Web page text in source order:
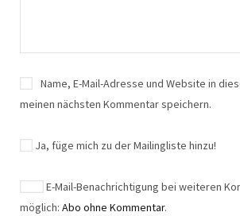
Name, E-Mail-Adresse und Website in
meinen nächsten Kommentar speichern.
Ja, füge mich zu der Mailingliste hinzu!
E-Mail-Benachrichtigung bei weiteren
möglich: Abo ohne Kommentar.